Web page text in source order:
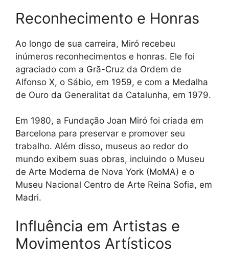
Reconhecimento e Honras
Ao longo de sua carreira, Miró recebeu
inúmeros reconhecimentos e honras. Ele foi
agraciado com a Grã-Cruz da Ordem de
Alfonso X, o Sábio, em 1959, e com a Medalha
de Ouro da Generalitat da Catalunha, em 1979.
Em 1980, a Fundação Joan Miró foi criada em
Barcelona para preservar e promover seu
trabalho. Além disso, museus ao redor do
mundo exibem suas obras, incluindo o Museu
de Arte Moderna de Nova York (MoMA) e o
Museu Nacional Centro de Arte Reina Sofia, em
Madri.
Influência em Artistas e
Movimentos Artísticos